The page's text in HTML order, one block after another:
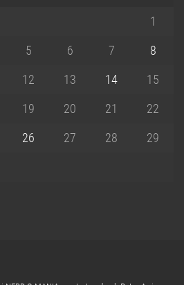
1
5 6 7
8
12 13 14
15
19 20 21
22
26 27 28
29